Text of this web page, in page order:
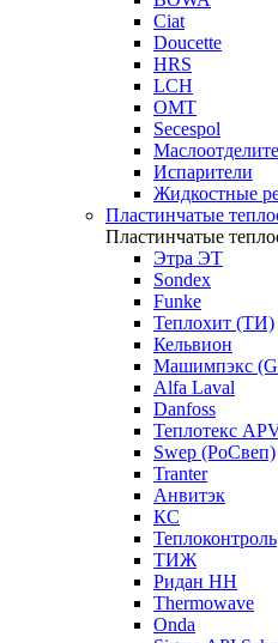
Ciat
Doucette
HRS
LCH
OMT
Secespol
Испарители
Жидкостные
Пластинчатые
Пластинчатые
Этра ЭТ
Sondex
Funke
Теплохит (ТИ)
Кельвион
Машимпэкс
Alfa Laval
Danfoss
Теплотекс
Swep (РоСвеп)
Tranter
Анвитэк
КС
Теплоконтроль
ТИЖ
Ридан НН
Thermowave
Onda